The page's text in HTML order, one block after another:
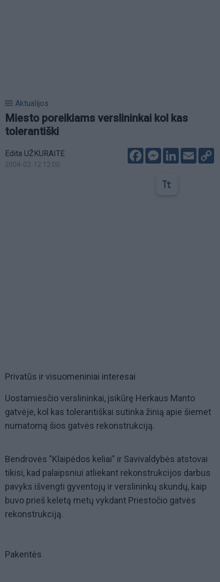
Aktualijos
Miesto poreikiams verslininkai kol kas
tolerantiški
Edita UŽKURAITĖ
2004-02-12 12:00
FacebookMessenger
LinkedIn
Email
Privatūs ir visuomeniniai interesai
Uostamiesčio verslininkai, įsikūrę Herkaus Manto
gatvėje, kol kas tolerantiškai sutinka žinią apie šiemet
numatomą šios gatvės rekonstrukciją.
Bendrovės "Klaipėdos keliai" ir Savivaldybės atstovai
tikisi, kad palaipsniui atliekant rekonstrukcijos darbus
pavyks išvengti gyventojų ir verslininkų skundų, kaip
buvo prieš keletą metų vykdant Priestočio gatvės
rekonstrukciją.
Pakentės